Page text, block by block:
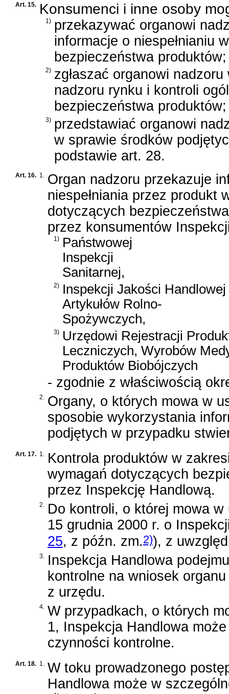
Art. 15. Konsumenci i inne osoby
1) przekazywać organowi
informacje o niespełnianiu
bezpieczeństwa produktów;
2) zgłaszać organowi
nadzoru rynku i kontroli
bezpieczeństwa produktów;
3) przedstawiać organowi
w sprawie środków
podstawie art. 28.
Art. 16. 1. Organ nadzoru przekazuje
niespełniania przez produkt
dotyczących
przez konsumentów
1) Państwowej
Inspekcji
Sanitarnej,
2) Inspekcji Jakości Handlowej
Artykułów Rolno-
Spożywczych,
3) Urzędowi Rejestracji
Leczniczych, Wyrobów
Produktów Biobójczych
- zgodnie z właściwością
2. Organy, o których mowa w
sposobie wykorzystania
podjętych w przypadku
Art. 17. 1. Kontrola produktów w
wymagań dotyczących
przez Inspekcję Handlową.
2. Do kontroli, o której mowa
15 grudnia 2000 r. o
25, z późn. zm.2)), z
3. Inspekcja Handlowa
kontrolne na wniosek
z urzędu.
4. W przypadkach, o których
1, Inspekcja Handlowa
czynności kontrolne.
Art. 18. 1. W toku prowadzonego
Handlowa może w